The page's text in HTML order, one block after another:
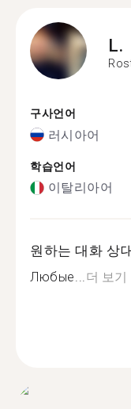
L.
구사언어
러시아어
학습언어
이탈리아어
원하는 대화 상대
Любые...더 보기